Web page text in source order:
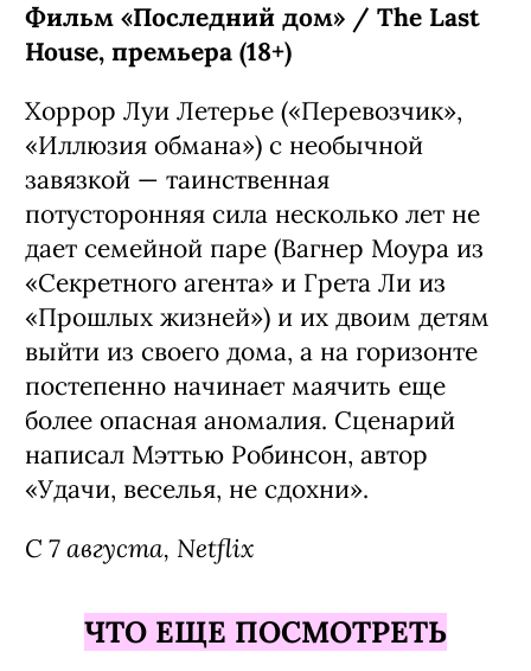
Фильм «Последний дом» / The Last
House, премьера (18+)
Хоррор Луи Летерье («Перевозчик»,
«Иллюзия обмана») с необычной
завязкой — таинственная
потусторонняя сила несколько лет не
дает семейной паре (Вагнер Моура из
«Секретного агента» и Грета Ли из
«Прошлых жизней») и их двоим детям
выйти из своего дома, а на горизонте
постепенно начинает маячить еще
более опасная аномалия. Сценарий
написал Мэттью Робинсон, автор
«Удачи, веселья, не сдохни».
С 7 августа, Netflix
ЧТО ЕЩЕ ПОСМОТРЕТЬ